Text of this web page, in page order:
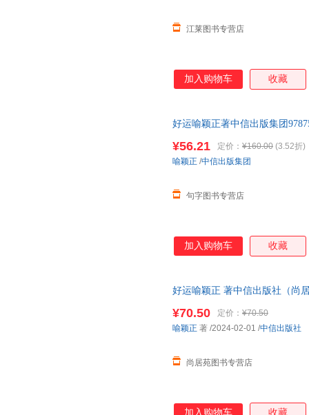
江莱图书专营店
加入购物车 收藏
好运喻颖正著中信出版集团
¥56.21 定价： ¥160.00 (3.52折)
句字图书专营店
喻颖正 /中信出版集团
加入购物车 收藏
好运喻颖正 著中信出版社（尚
¥70.50 定价： ¥70.50
尚居苑图书专营店
喻颖正 著 /2024-02-01 /中信出版社
加入购物车 收藏